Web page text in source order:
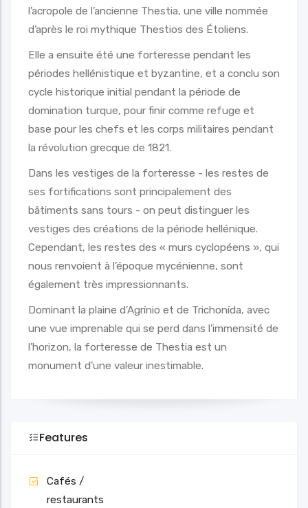
l’acropole de l’ancienne Thestia, une ville nommée
d’après le roi mythique Thestios des Étoliens.
Elle a ensuite été une forteresse pendant les
périodes hellénistique et byzantine, et a conclu son
cycle historique initial pendant la période de
domination turque, pour finir comme refuge et
base pour les chefs et les corps militaires pendant
la révolution grecque de 1821.
Dans les vestiges de la forteresse - les restes de
ses fortifications sont principalement des
bâtiments sans tours - on peut distinguer les
vestiges des créations de la période hellénique.
Cependant, les restes des « murs cyclopéens », qui
nous renvoient à l’époque mycénienne, sont
également très impressionnants.
Dominant la plaine d’Agrínio et de Trichonída, avec
une vue imprenable qui se perd dans l’immensité de
l’horizon, la forteresse de Thestia est un
monument d’une valeur inestimable.
Features
Cafés /
restaurants